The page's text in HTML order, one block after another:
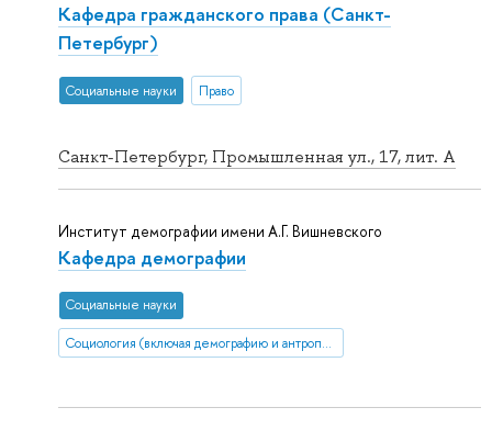
Санкт-Петербург, Промышленная ул., 17, лит. А
Кафедра гражданского права (Санкт-
Петербург)
Социальные науки Право
Институт демографии имени А.Г. Вишневского
Кафедра демографии
Социальные науки
Социология (включая демографию и антропологию)